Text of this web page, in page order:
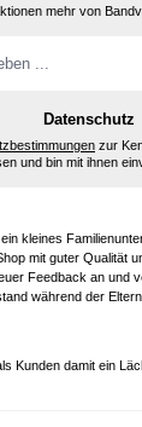
mehr von
Datenschutz
zur
und bin mit ihnen
kleines
mit guter Qualität
Feedback an und
während der
Kunden damit ein